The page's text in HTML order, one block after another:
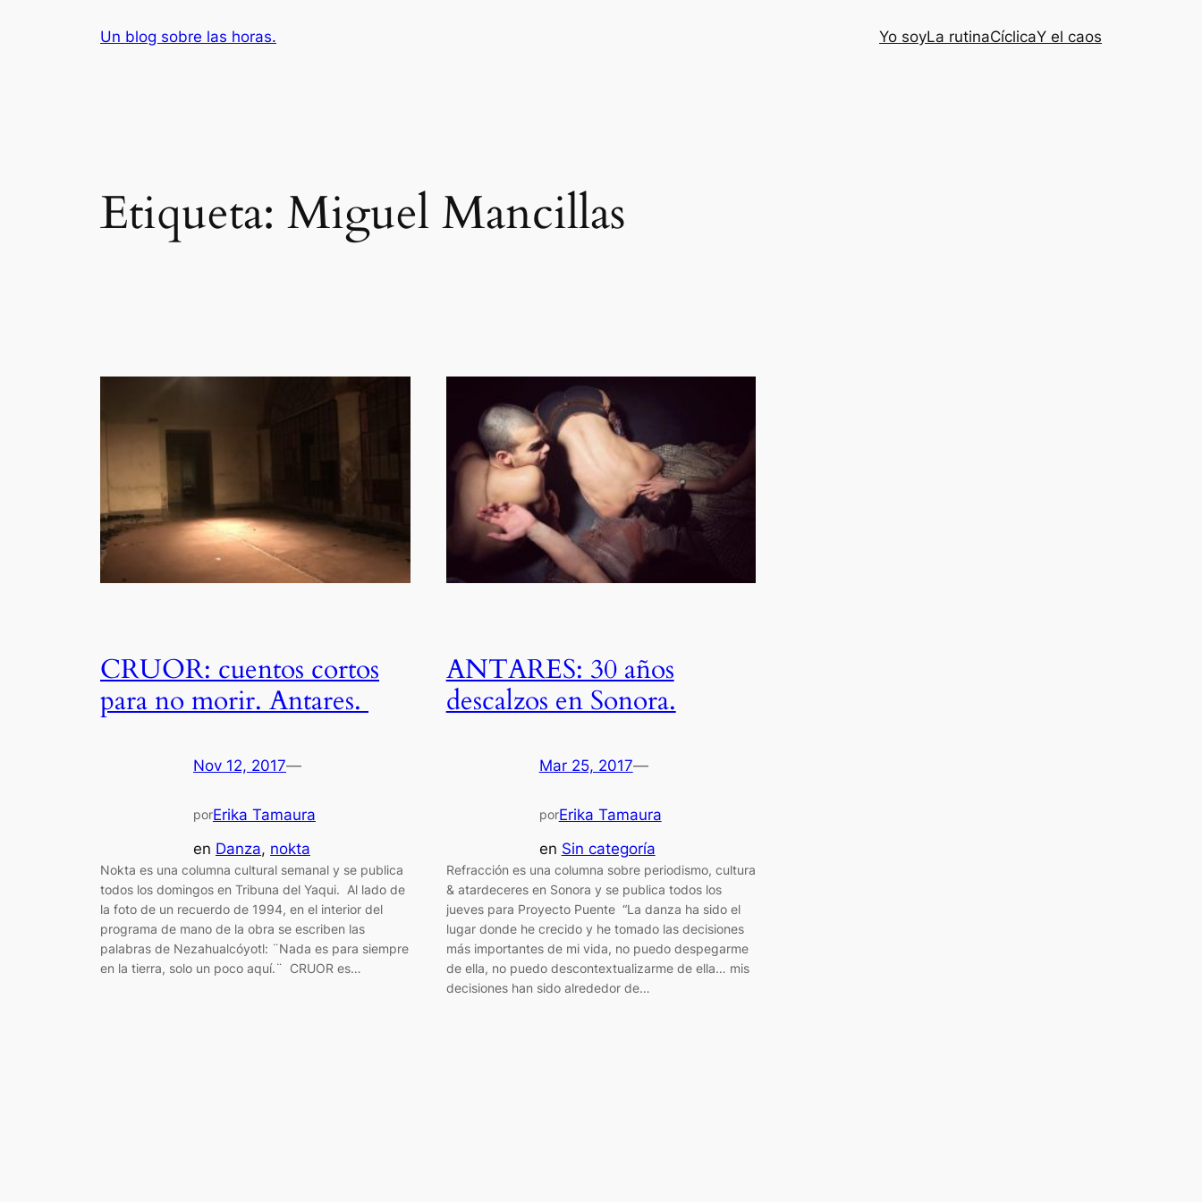
Un blog sobre las horas. Yo soyLa rutinaCíclicaY el caos
Etiqueta: Miguel Mancillas
CRUOR: cuentos cortos
para no morir. Antares.
Nov 12, 2017—
porErika Tamaura
en Danza, nokta
Nokta es una columna cultural semanal y se publica
todos los domingos en Tribuna del Yaqui. Al lado de
la foto de un recuerdo de 1994, en el interior del
programa de mano de la obra se escriben las
palabras de Nezahualcóyotl: ¨Nada es para siempre
en la tierra, solo un poco aquí.¨ CRUOR es…
ANTARES: 30 años
descalzos en Sonora.
Mar 25, 2017—
porErika Tamaura
en Sin categoría
Refracción es una columna sobre periodismo, cultura
& atardeceres en Sonora y se publica todos los
jueves para Proyecto Puente “La danza ha sido el
lugar donde he crecido y he tomado las decisiones
más importantes de mi vida, no puedo despegarme
de ella, no puedo descontextualizarme de ella… mis
decisiones han sido alrededor de…